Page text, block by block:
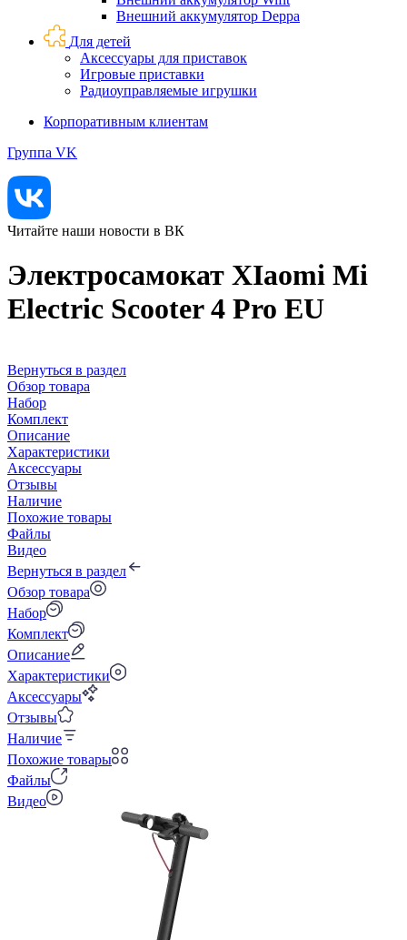
Внешний аккумулятор Deppa
Для детей
Аксессуары для приставок
Игровые приставки
Радиоуправляемые игрушки
Корпоративным клиентам
Группа VK
Читайте наши новости в ВК
Электросамокат XIaomi Mi
Electric Scooter 4 Pro EU
Вернуться в раздел
Обзор товара
Набор
Комплект
Описание
Характеристики
Аксессуары
Отзывы
Наличие
Похожие товары
Файлы
Видео
Вернуться в раздел
Обзор товара
Набор
Комплект
Описание
Характеристики
Аксессуары
Отзывы
Наличие
Похожие товары
Файлы
Видео